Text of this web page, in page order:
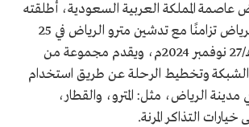
عاصمة المملكة العربية السعودية، أطلقته
الهيئة الملكية لمدينة الرياض تزامنًا مع تدشين مترو الرياض في 25
جمادى الأولى 1446هـ/27 نوفمبر 2024م، ويقدم مجموعة من
وتخطيط الرحلة عن طريق استخدام
مدينة الرياض، مثل: المترو، والقطار،
التذاكر المرنة.